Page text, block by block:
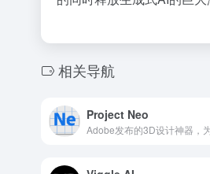
相关导航
Project Neo